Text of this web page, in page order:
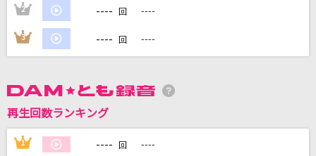
家族や友達と一緒に！練習にも！
2 ---- 回 ----
3 ---- 回 ----
再生回数ランキング
1 ---- 回 ----